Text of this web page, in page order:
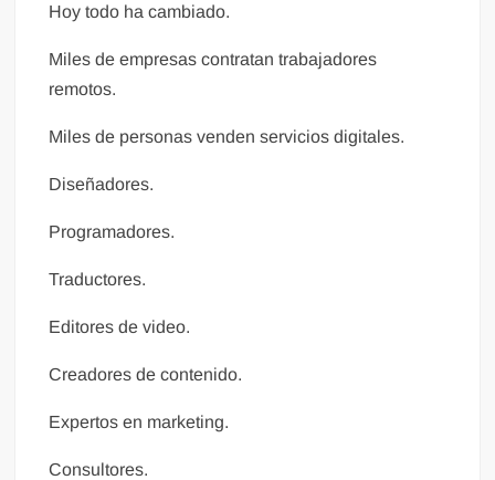
Hoy todo ha cambiado.
Miles de empresas contratan trabajadores
remotos.
Miles de personas venden servicios digitales.
Diseñadores.
Programadores.
Traductores.
Editores de video.
Creadores de contenido.
Expertos en marketing.
Consultores.